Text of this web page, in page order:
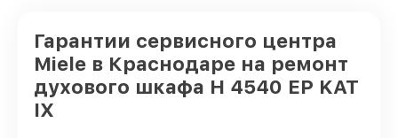
Гарантии сервисного центра
Miele в Краснодаре на ремонт
духового шкафа H 4540 EP KAT
IX